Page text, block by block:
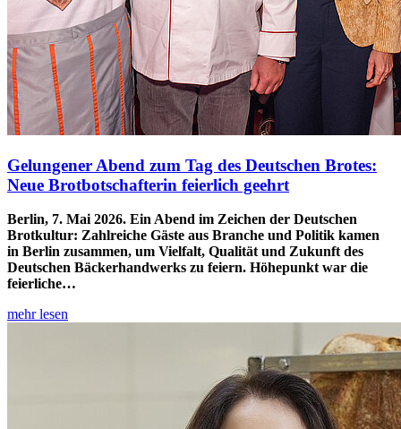
Gelungener Abend zum Tag des Deutschen Brotes:
Neue Brotbotschafterin feierlich geehrt
Berlin, 7. Mai 2026. Ein Abend im Zeichen der Deutschen
Brotkultur: Zahlreiche Gäste aus Branche und Politik kamen
in Berlin zusammen, um Vielfalt, Qualität und Zukunft des
Deutschen Bäckerhandwerks zu feiern. Höhepunkt war die
feierliche…
mehr lesen